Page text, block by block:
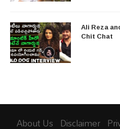
Ali Reza
Chit Chat
About Us Disclaimer